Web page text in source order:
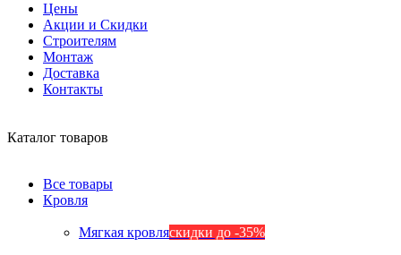
Цены
Акции и Скидки
Строителям
Монтаж
Доставка
Контакты
Каталог товаров
Все товары
Кровля
Мягкая кровляскидки до -35%